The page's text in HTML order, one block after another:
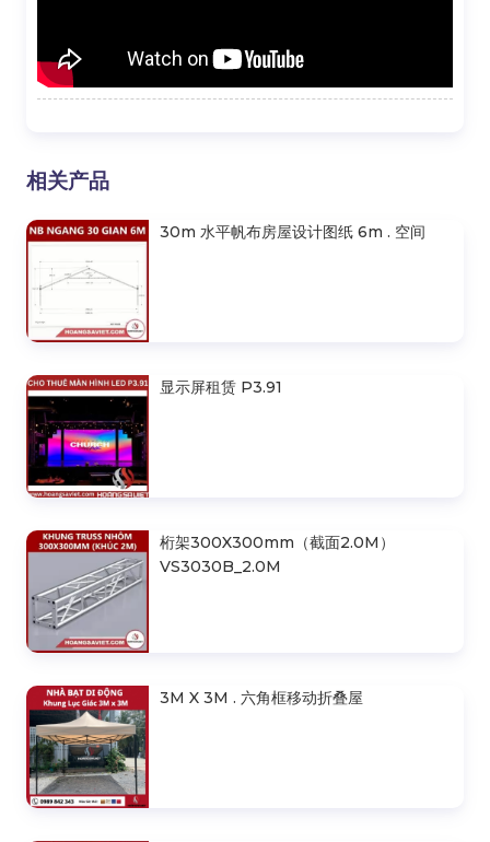
相关产品
30m 水平帆布房屋设计图纸 6m . 空间
显示屏租赁 P3.91
桁架300X300mm（截面2.0M）
VS3030B_2.0M
3M X 3M . 六角框移动折叠屋